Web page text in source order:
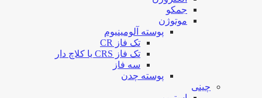
جمکو
موتوژن
پوسته آلومینیوم
تک فاز CR
تک فاز CRS یا کلاچ دار
سه فاز
پوسته چدن
چینی